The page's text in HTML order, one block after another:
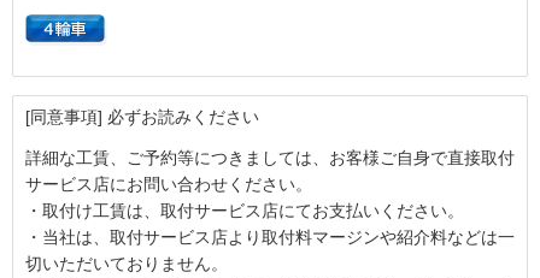
[同意事項] 必ずお読みください
詳細な工賃、ご予約等につきましては、お客様ご自身で直接取付
サービス店にお問い合わせください。
・取付け工賃は、取付サービス店にてお支払いください。
・当社は、取付サービス店より取付料マージンや紹介料などは一
切いただいておりません。